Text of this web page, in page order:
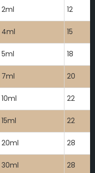
2ml 12
4ml 15
5ml 18
7ml 20
10ml 22
15ml 22
20ml 28
30ml 28